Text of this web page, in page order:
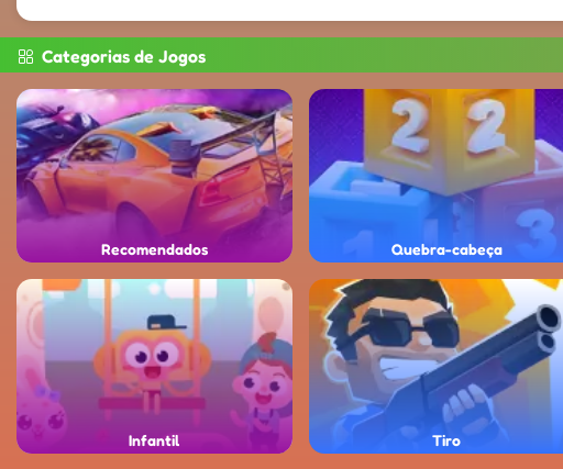
Categorias de Jogos
Recomendados Quebra-cabeça
Infantil Tiro